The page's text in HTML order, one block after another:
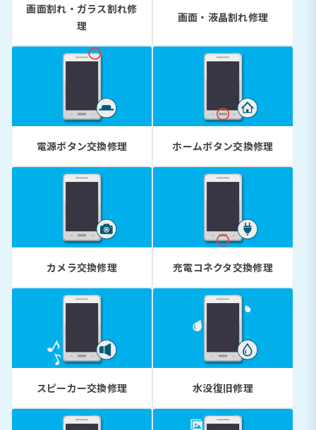
画面割れ・ガラス割れ修
理
画面・液晶割れ修理
電源ボタン交換修理 ホームボタン交換修理
カメラ交換修理 充電コネクタ交換修理
スピーカー交換修理 水没復旧修理